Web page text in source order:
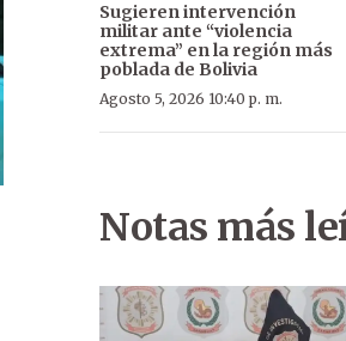
Sugieren intervención
militar ante “violencia
extrema” en la región más
poblada de Bolivia
Agosto 5, 2026 10:40 p. m.
Notas más